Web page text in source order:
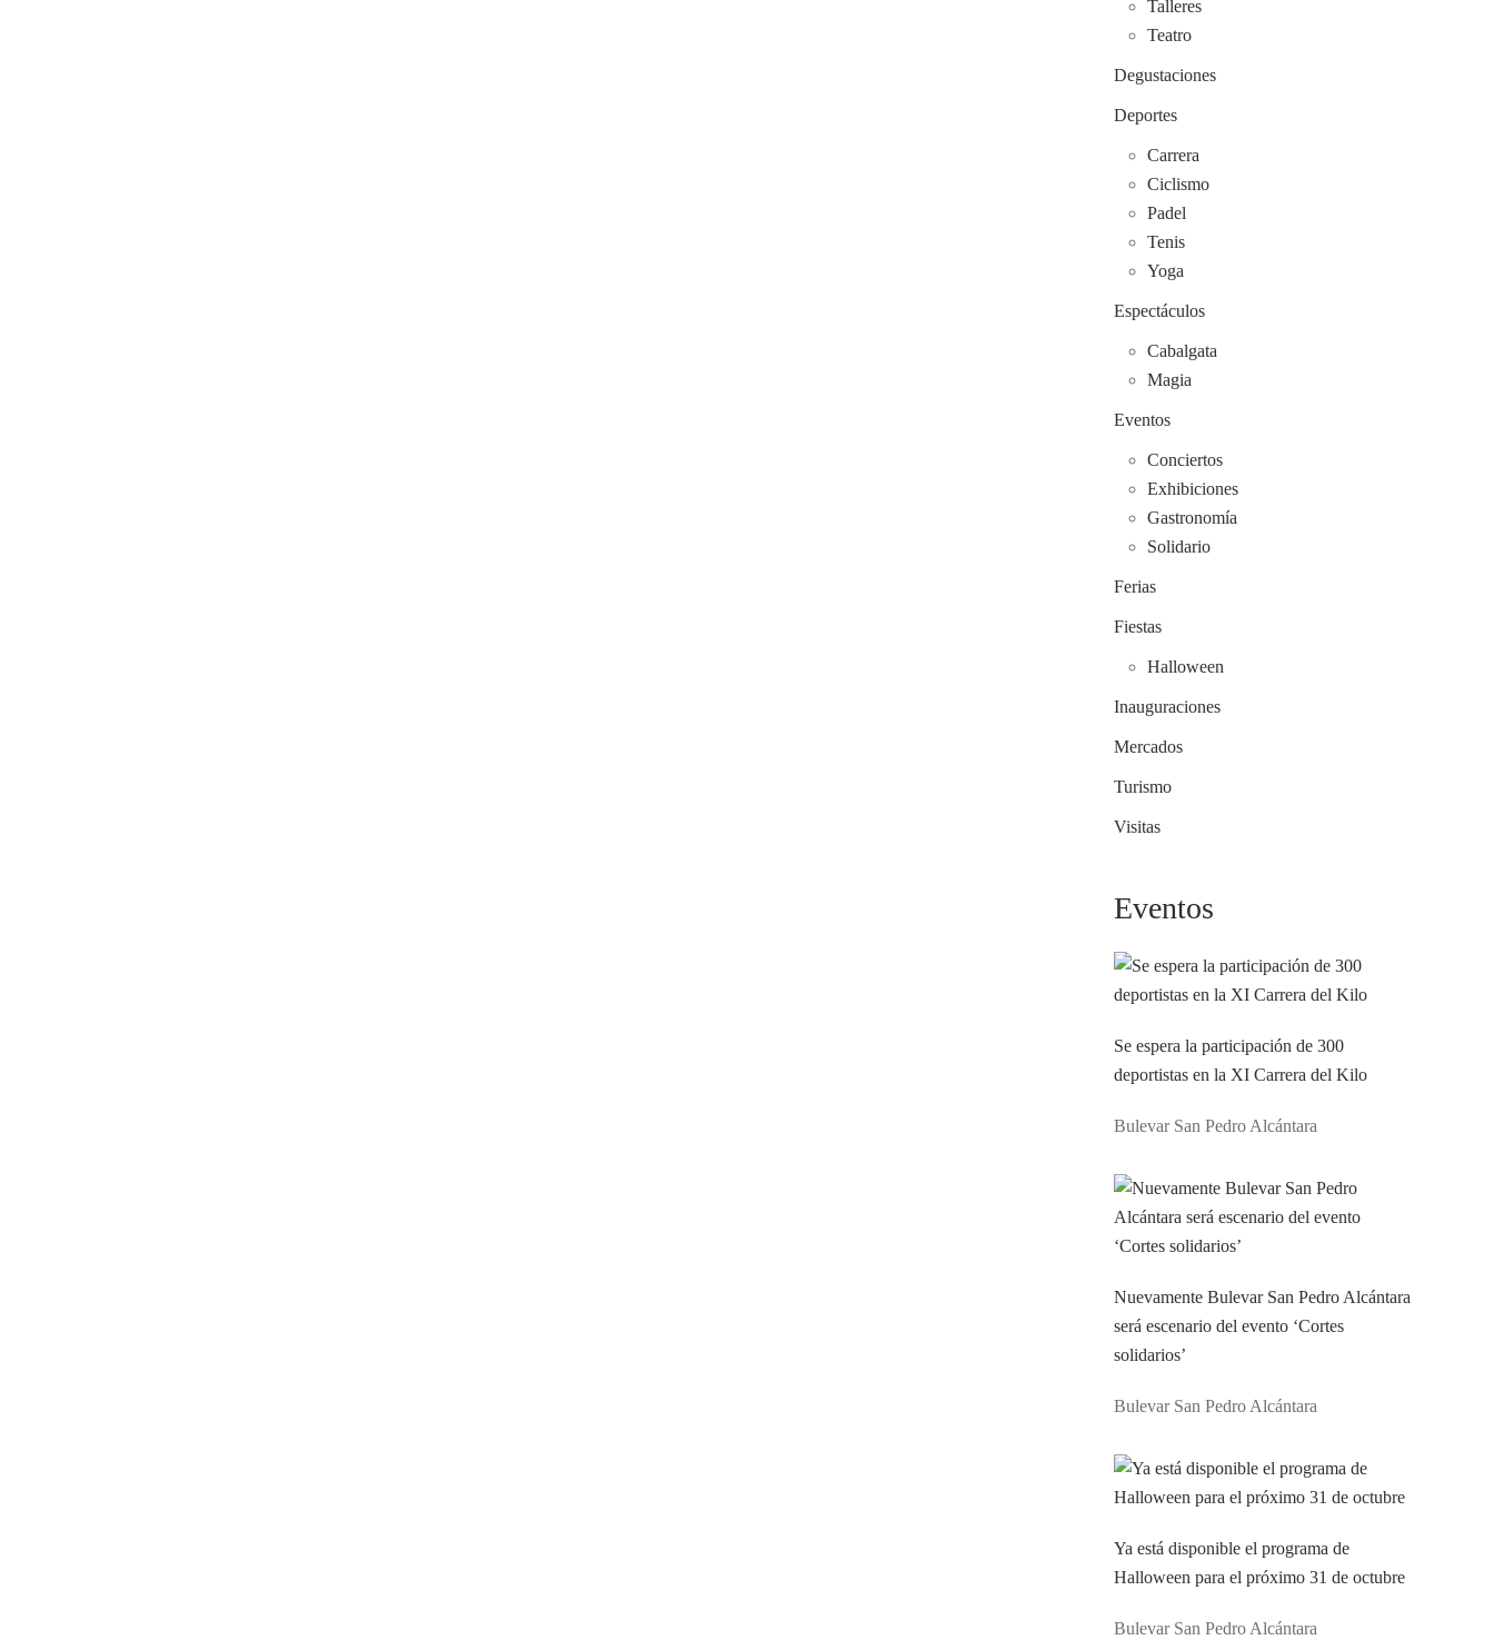
Talleres
Teatro
Degustaciones
Deportes
Carrera
Ciclismo
Padel
Tenis
Yoga
Espectáculos
Cabalgata
Magia
Eventos
Conciertos
Exhibiciones
Gastronomía
Solidario
Ferias
Fiestas
Halloween
Inauguraciones
Mercados
Turismo
Visitas
Eventos
Se espera la participación de 300
deportistas en la XI Carrera del Kilo
Bulevar San Pedro Alcántara
Nuevamente Bulevar San Pedro Alcántara
será escenario del evento ‘Cortes
solidarios’
Bulevar San Pedro Alcántara
Ya está disponible el programa de
Halloween para el próximo 31 de octubre
Bulevar San Pedro Alcántara